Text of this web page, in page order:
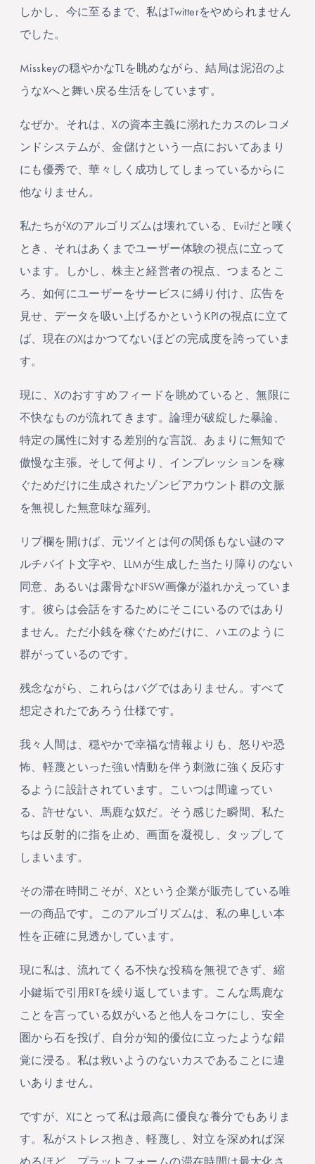
しかし、今に至るまで、私はTwitterをやめられません
でした。
Misskeyの穏やかなTLを眺めながら、結局は泥沼のよ
うなXへと舞い戻る生活をしています。
なぜか。それは、Xの資本主義に溺れたカスのレコメ
ンドシステムが、金儲けという一点においてあまり
にも優秀で、華々しく成功してしまっているからに
他なりません。
私たちがXのアルゴリズムは壊れている、Evilだと嘆く
とき、それはあくまでユーザー体験の視点に立って
います。しかし、株主と経営者の視点、つまるとこ
ろ、如何にユーザーをサービスに縛り付け、広告を
見せ、データを吸い上げるかというKPIの視点に立て
ば、現在のXはかつてないほどの完成度を誇っていま
す。
現に、Xのおすすめフィードを眺めていると、無限に
不快なものが流れてきます。論理が破綻した暴論、
特定の属性に対する差別的な言説、あまりに無知で
傲慢な主張。そして何より、インプレッションを稼
ぐためだけに生成されたゾンビアカウント群の文脈
を無視した無意味な羅列。
リプ欄を開けば、元ツイとは何の関係もない謎のマ
ルチバイト文字や、LLMが生成した当たり障りのない
同意、あるいは露骨なNFSW画像が溢れかえっていま
す。彼らは会話をするためにそこにいるのではあり
ません。ただ小銭を稼ぐためだけに、ハエのように
群がっているのです。
残念ながら、これらはバグではありません。すべて
想定されたであろう仕様です。
我々人間は、穏やかで幸福な情報よりも、怒りや恐
怖、軽蔑といった強い情動を伴う刺激に強く反応す
るように設計されています。こいつは間違ってい
る、許せない、馬鹿な奴だ。そう感じた瞬間、私た
ちは反射的に指を止め、画面を凝視し、タップして
しまいます。
その滞在時間こそが、Xという企業が販売している唯
一の商品です。このアルゴリズムは、私の卑しい本
性を正確に見透かしています。
現に私は、流れてくる不快な投稿を無視できず、縮
小鍵垢で引用RTを繰り返しています。こんな馬鹿な
ことを言っている奴がいると他人をコケにし、安全
圏から石を投げ、自分が知的優位に立ったような錯
覚に浸る。私は救いようのないカスであることに違
いありません。
ですが、Xにとって私は最高に優良な養分でもありま
す。私がストレス抱き、軽蔑し、対立を深めれば深